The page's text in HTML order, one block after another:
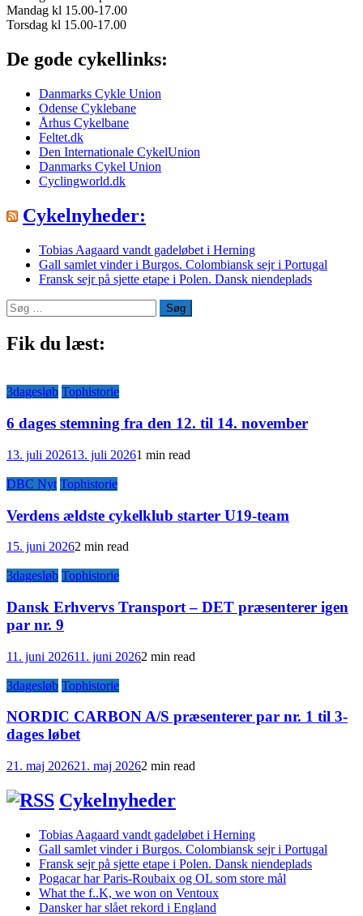
Mandag kl 15.00-17.00
Torsdag kl 15.00-17.00
De gode cykellinks:
Danmarks Cykle Union
Odense Cyklebane
Århus Cykelbane
Feltet.dk
Den Internationale CykelUnion
Danmarks Cykel Union
Cyclingworld.dk
Cykelnyheder:
Tobias Aagaard vandt gadeløbet i Herning
Gall samlet vinder i Burgos. Colombiansk sejr i Portugal
Fransk sejr på sjette etape i Polen. Dansk niendeplads
Søg
efter:
Fik du læst:
3dagesløb Tophistorie
6 dages stemning fra den 12. til 14. november
13. juli 202613. juli 20261 min read
DBC Nyt Tophistorie
Verdens ældste cykelklub starter U19-team
15. juni 20262 min read
3dagesløb Tophistorie
Dansk Erhvervs Transport – DET præsenterer igen
par nr. 9
11. juni 202611. juni 20262 min read
3dagesløb Tophistorie
NORDIC CARBON A/S præsenterer par nr. 1 til 3-
dages løbet
21. maj 202621. maj 20262 min read
Cykelnyheder
Tobias Aagaard vandt gadeløbet i Herning
Gall samlet vinder i Burgos. Colombiansk sejr i Portugal
Fransk sejr på sjette etape i Polen. Dansk niendeplads
Pogacar har Paris-Roubaix og OL som store mål
What the f..K, we won on Ventoux
Dansker har slået rekord i England